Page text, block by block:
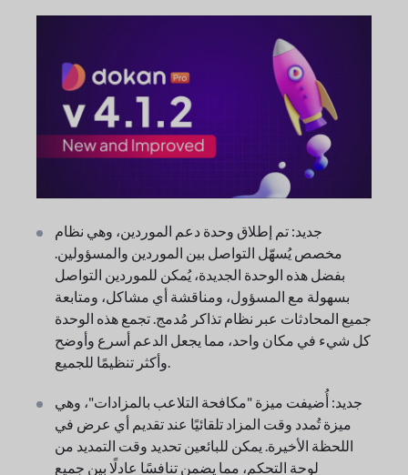
جديد: تم إطلاق وحدة دعم الموردين، وهي نظام
مخصص يُسهّل التواصل بين الموردين والمسؤولين.
بفضل هذه الوحدة الجديدة، يُمكن للموردين التواصل
بسهولة مع المسؤول، ومناقشة أي مشاكل، ومتابعة
جميع المحادثات عبر نظام تذاكر مُدمج. تجمع هذه الوحدة
كل شيء في مكان واحد، مما يجعل الدعم أسرع وأوضح
وأكثر تنظيمًا للجميع.
جديد: أُضيفت ميزة "مكافحة التلاعب بالمزادات"، وهي
ميزة تُمدد وقت المزاد تلقائيًا عند تقديم أي عرض في
اللحظة الأخيرة. يمكن للبائعين تحديد وقت التمديد من
لوحة التحكم، مما يضمن تنافسًا عادلًا بين جميع